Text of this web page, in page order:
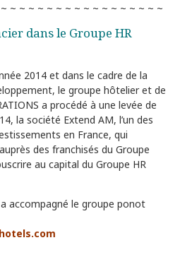
~ ~ ~ ~ ~ ~ ~ ~ ~ ~ ~ ~ ~ ~ ~ ~ ~
dans le Groupe HR
2014 et dans le cadre de la
le groupe hôtelier et de
a procédé à une levée de
la société Extend AM, l’un des
en France, qui
des franchisés du Groupe
au capital du Groupe HR
a accompagné le groupe ponot